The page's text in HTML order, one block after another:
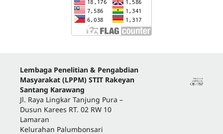
Lembaga Penelitian & Pengabdian
Masyarakat (LPPM) STIT Rakeyan
Santang Karawang
Jl. Raya Lingkar Tanjung Pura –
Dusun Karees RT. 02 RW 10
Lamaran
Kelurahan Palumbonsari